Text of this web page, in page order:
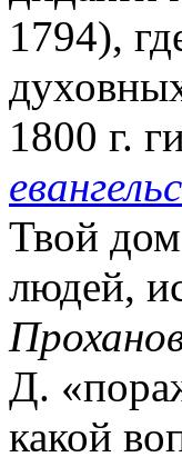
1794),
1800 г.
Твой
людей,
Д.
какой